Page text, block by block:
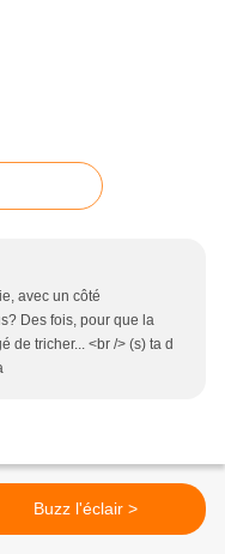
avec un côté
Des fois, pour que la
de tricher... <br /> (s) ta d
Buzz l'éclair >